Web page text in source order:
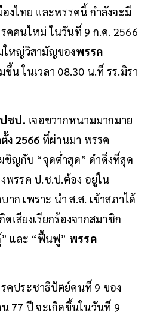
งไทย และพรรคนี้ กำลังจะมี
คคนใหม่ ในวันที่ 9 ก.ค. 2566
ใหญ่วิสามัญของพรรค
ขึ้น ในเวลา 08.30 น.ที่ รร.มิรา
ปชป. เจอขวากหนามมากมาย
ง 2566 ที่ผ่านมา พรรค
ชิญกับ “จุดต่ำสุด” ดำดิ่งที่สุด
พรรค ป.ช.ป.ต้อง อยู่ใน
ก เพราะ นำ ส.ส. เข้าสภาได้
เสียงเรียกร้องจากสมาชิก
และ “ฟื้นฟู” พรรค
คประชาธิปัตย์คนที่ 9 ของ
77 ปี จะเกิดขึ้นในวันที่ 9